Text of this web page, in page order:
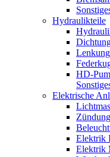
Hydraulikteile
Lenkung
HD-
Elektrische
Elektrik
Elektrik